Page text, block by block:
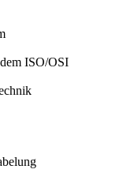
ISO/OSI